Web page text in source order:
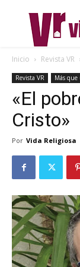
Inicio Revista VR
Revista VR Más
«El
Cristo»
Por Vida Religiosa